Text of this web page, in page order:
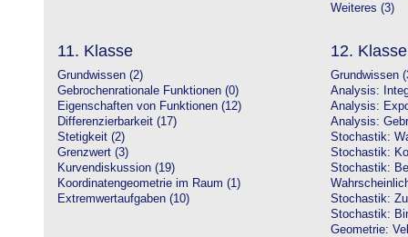
Weiteres (3)
11. Klasse
Grundwissen (2)
Gebrochenrationale Funktionen (0)
Eigenschaften von Funktionen (12)
Differenzierbarkeit (17)
Stetigkeit (2)
Grenzwert (3)
Kurvendiskussion (19)
Koordinatengeometrie im Raum (1)
Extremwertaufgaben (10)
12. Klasse
Grundwissen
Analysis:
Analysis:
Analysis:
Stochastik:
Stochastik:
Stochastik:
Stochastik:
Stochastik:
Geometrie: